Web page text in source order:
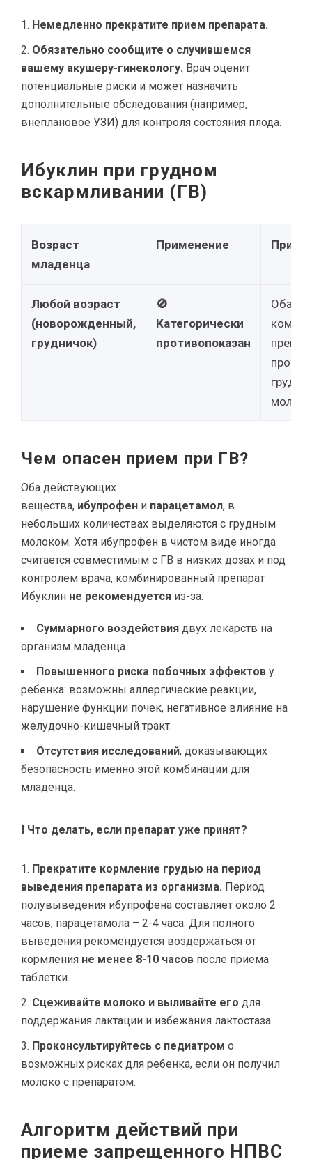
Немедленно прекратите прием препарата.
Обязательно сообщите о случившемся
вашему акушеру-гинекологу. Врач оценит
потенциальные риски и может назначить
дополнительные обследования (например,
внеплановое УЗИ) для контроля состояния плода.
Ибуклин при грудном
вскармливании (ГВ)
Возраст
младенца
Применение
Любой возраст
(новорожденный,
грудничок)
🚫
Категорически
противопоказан
Оба
Чем опасен прием при ГВ?
Оба действующих
вещества, ибупрофен и парацетамол, в
небольших количествах выделяются с грудным
молоком. Хотя ибупрофен в чистом виде иногда
считается совместимым с ГВ в низких дозах и под
контролем врача, комбинированный препарат
Ибуклин не рекомендуется из-за:
Суммарного воздействия двух лекарств на
организм младенца.
Повышенного риска побочных эффектов у
ребенка: возможны аллергические реакции,
нарушение функции почек, негативное влияние на
желудочно-кишечный тракт.
Отсутствия исследований, доказывающих
безопасность именно этой комбинации для
младенца.
❗ Что делать, если препарат уже принят?
Прекратите кормление грудью на период
выведения препарата из организма. Период
полувыведения ибупрофена составляет около 2
часов, парацетамола – 2-4 часа. Для полного
выведения рекомендуется воздержаться от
кормления не менее 8-10 часов после приема
таблетки.
Сцеживайте молоко и выливайте его для
поддержания лактации и избежания лактостаза.
Проконсультируйтесь с педиатром о
возможных рисках для ребенка, если он получил
молоко с препаратом.
Алгоритм действий при
приеме запрещенного НПВС